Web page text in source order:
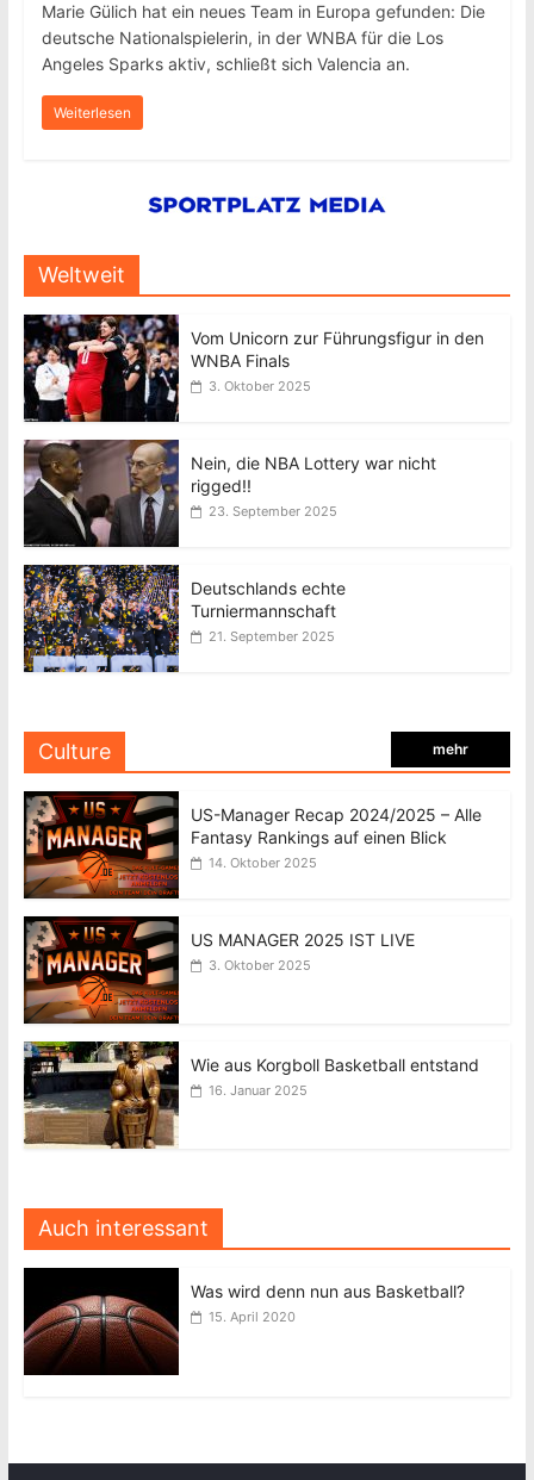
Marie Gülich hat ein neues Team in Europa gefunden: Die
deutsche Nationalspielerin, in der WNBA für die Los
Angeles Sparks aktiv, schließt sich Valencia an.
Weiterlesen
Weltweit
Vom Unicorn zur Führungsfigur in den
WNBA Finals
3. Oktober 2025
Nein, die NBA Lottery war nicht
rigged!!
23. September 2025
Deutschlands echte
Turniermannschaft
21. September 2025
Culture mehr
US-Manager Recap 2024/2025 – Alle
Fantasy Rankings auf einen Blick
14. Oktober 2025
US MANAGER 2025 IST LIVE
3. Oktober 2025
Wie aus Korgboll Basketball entstand
16. Januar 2025
Auch interessant
Was wird denn nun aus Basketball?
15. April 2020